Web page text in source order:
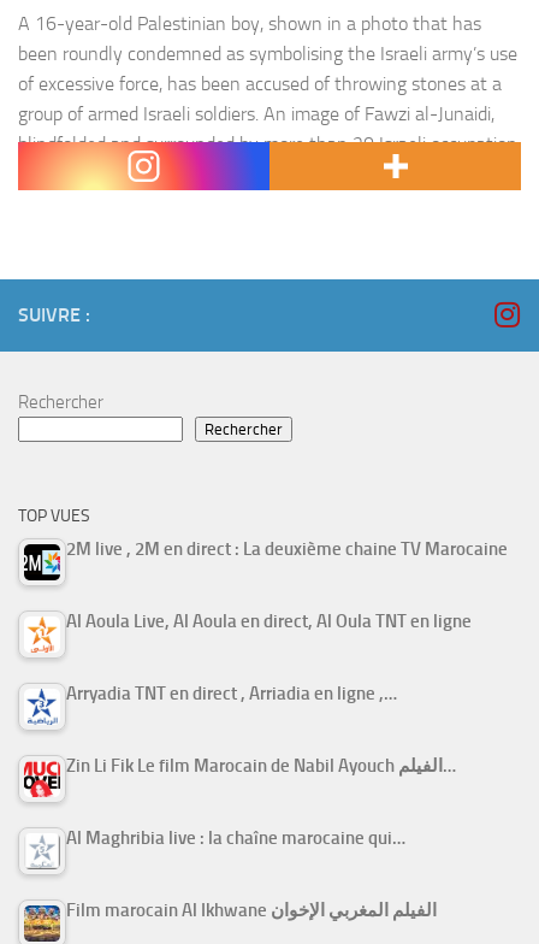
A 16-year-old Palestinian boy, shown in a photo that has
been roundly condemned as symbolising the Israeli army’s use
of excessive force, has been accused of throwing stones at a
group of armed Israeli soldiers. An image of Fawzi al-Junaidi,
blindfolded and surrounded by more than 20 Israeli occupation
forces, was widely denounced as it was…
SUIVRE :
Rechercher
Rechercher
TOP VUES
2M live , 2M en direct : La deuxième chaine TV Marocaine
Al Aoula Live, Al Aoula en direct, Al Oula TNT en ligne
Arryadia TNT en direct , Arriadia en ligne ,…
Zin Li Fik Le film Marocain de Nabil Ayouch الفيلم…
Al Maghribia live : la chaîne marocaine qui…
Film marocain Al Ikhwane الفيلم المغربي الإخوان